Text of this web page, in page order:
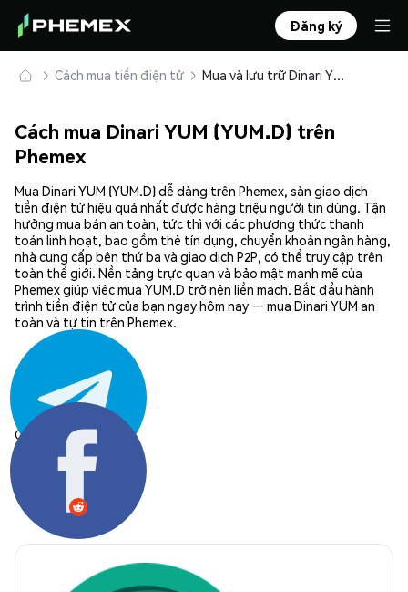
Đăng ký
Cách mua tiền điện tử Mua và lưu trữ Dinari YUM (YUM.D) an toàn
Cách mua Dinari YUM (YUM.D) trên
Phemex
Mua Dinari YUM (YUM.D) dễ dàng trên Phemex, sàn giao dịch
tiền điện tử hiệu quả nhất được hàng triệu người tin dùng. Tận
hưởng mua bán an toàn, tức thì với các phương thức thanh
toán linh hoạt, bao gồm thẻ tín dụng, chuyển khoản ngân hàng,
nhà cung cấp bên thứ ba và giao dịch P2P, có thể truy cập trên
toàn thế giới. Nền tảng trực quan và bảo mật mạnh mẽ của
Phemex giúp việc mua YUM.D trở nên liền mạch. Bắt đầu hành
trình tiền điện tử của bạn ngay hôm nay — mua Dinari YUM an
toàn và tự tin trên Phemex.
Chia sẻ: